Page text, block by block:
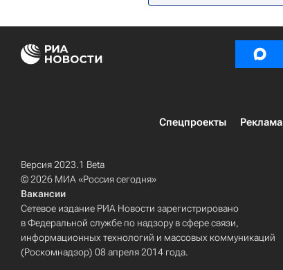
Спецпроекты
Реклама
Версия 2023.1 Beta
© 2026 МИА «Россия сегодня»
Вакансии
Сетевое издание РИА Новости зарегистрировано
в Федеральной службе по надзору в сфере связи,
информационных технологий и массовых коммуникаций
(Роскомнадзор) 08 апреля 2014 года.